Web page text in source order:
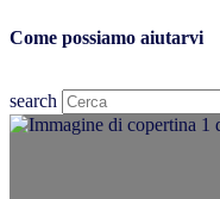
Come possiamo aiutarvi
search